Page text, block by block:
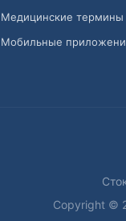
Медицинские термины
Мобильные
Copyright ©